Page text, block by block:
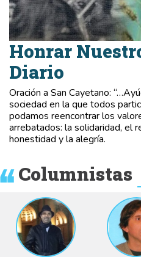
Honrar
Diario
Oración a San Cayetano:
sociedad en la que todos
podamos reencontrar los
arrebatados: la solidaridad, el
honestidad y la alegría.
Columnistas